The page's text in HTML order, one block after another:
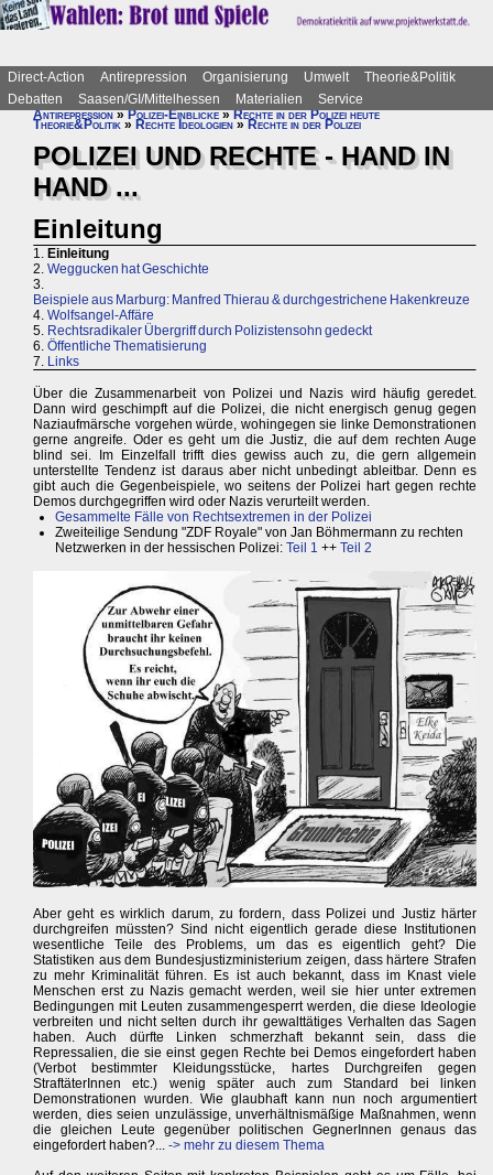
Direct-Action Antirepression Organisierung Umwelt
Theorie&Politik
Debatten
Saasen/GI/Mittelhessen Materialien
Service
Antirepression»Polizei-Einblicke»Rechte in der Polizei heute
Theorie&Politik » Rechte Ideologien » Rechte in der Polizei
POLIZEI UND RECHTE - HAND IN
HAND ...
Einleitung
1. Einleitung
2. Weggucken hat Geschichte
3.
Beispiele aus Marburg: Manfred Thierau & durchgestrichene Hakenkreuze
4. Wolfsangel-Affäre
5. Rechtsradikaler Übergriff durch Polizistensohn gedeckt
6. Öffentliche Thematisierung
7. Links
Über die Zusammenarbeit von Polizei und Nazis wird häufig geredet.
Dann wird geschimpft auf die Polizei, die nicht energisch genug gegen
Naziaufmärsche vorgehen würde, wohingegen sie linke Demonstrationen
gerne angreife. Oder es geht um die Justiz, die auf dem rechten Auge
blind sei. Im Einzelfall trifft dies gewiss auch zu, die gern allgemein
unterstellte Tendenz ist daraus aber nicht unbedingt ableitbar. Denn es
gibt auch die Gegenbeispiele, wo seitens der Polizei hart gegen rechte
Demos durchgegriffen wird oder Nazis verurteilt werden.
Gesammelte Fälle von Rechtsextremen in der Polizei
Zweiteilige Sendung "ZDF Royale" von Jan Böhmermann zu rechten
Netzwerken in der hessischen Polizei: Teil 1 ++ Teil 2
Aber geht es wirklich darum, zu fordern, dass Polizei und Justiz härter
durchgreifen müssten? Sind nicht eigentlich gerade diese Institutionen
wesentliche Teile des Problems, um das es eigentlich geht? Die
Statistiken aus dem Bundesjustizministerium zeigen, dass härtere Strafen
zu mehr Kriminalität führen. Es ist auch bekannt, dass im Knast viele
Menschen erst zu Nazis gemacht werden, weil sie hier unter extremen
Bedingungen mit Leuten zusammengesperrt werden, die diese Ideologie
verbreiten und nicht selten durch ihr gewalttätiges Verhalten das Sagen
haben. Auch dürfte Linken schmerzhaft bekannt sein, dass die
Repressalien, die sie einst gegen Rechte bei Demos eingefordert haben
(Verbot bestimmter Kleidungsstücke, hartes Durchgreifen gegen
StraftäterInnen etc.) wenig später auch zum Standard bei linken
Demonstrationen wurden. Wie glaubhaft kann nun noch argumentiert
werden, dies seien unzulässige, unverhältnismäßige Maßnahmen, wenn
die gleichen Leute gegenüber politischen GegnerInnen genaus das
eingefordert haben?... -> mehr zu diesem Thema